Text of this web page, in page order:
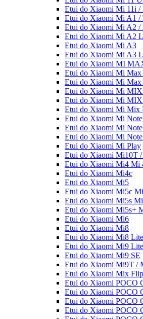
Etui do Xiaomi Mi 11i /
Etui do Xiaomi Mi A1 /
Etui do Xiaomi Mi A2 /
Etui do Xiaomi Mi A2
Etui do Xiaomi Mi A3
Etui do Xiaomi Mi A3
Etui do Xiaomi MI
Etui do Xiaomi Mi Max
Etui do Xiaomi Mi Max
Etui do Xiaomi Mi
Etui do Xiaomi Mi
Etui do Xiaomi Mi Mix
Etui do Xiaomi Mi
Etui do Xiaomi Mi
Etui do Xiaomi Mi
Etui do Xiaomi Mi Play
Etui do Xiaomi Mi10T
Etui do Xiaomi Mi4 Mi
Etui do Xiaomi Mi4c
Etui do Xiaomi Mi5
Etui do Xiaomi Mi5c
Etui do Xiaomi Mi5s
Etui do Xiaomi Mi5s+
Etui do Xiaomi Mi6
Etui do Xiaomi Mi8
Etui do Xiaomi Mi8
Etui do Xiaomi Mi9 Lite
Etui do Xiaomi Mi9 SE
Etui do Xiaomi Mi9T /
Etui do Xiaomi Mix
Etui do Xiaomi POCO
Etui do Xiaomi POCO
Etui do Xiaomi POCO
Etui do Xiaomi POCO